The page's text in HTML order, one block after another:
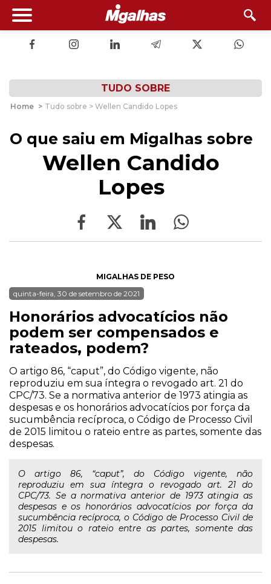
TUDO SOBRE
Home > Tudo sobre > Wellen Candido Lopes
O que saiu em Migalhas sobre
Wellen Candido
Lopes
MIGALHAS DE PESO
quinta-feira, 30 de setembro de 2021
Honorários advocatícios não
podem ser compensados e
rateados, podem?
O artigo 86, “caput”, do Código vigente, não
reproduziu em sua íntegra o revogado art. 21 do
CPC/73. Se a normativa anterior de 1973 atingia as
despesas e os honorários advocatícios por força da
sucumbência recíproca, o Código de Processo Civil
de 2015 limitou o rateio entre as partes, somente das
despesas.
O artigo 86, “caput”, do Código vigente, não
reproduziu em sua íntegra o revogado art. 21 do
CPC/73. Se a normativa anterior de 1973 atingia as
despesas e os honorários advocatícios por força da
sucumbência recíproca, o Código de Processo Civil de
2015 limitou o rateio entre as partes, somente das
despesas.